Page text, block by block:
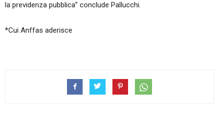
la previdenza pubblica” conclude Pallucchi.
*Cui Anffas aderisce